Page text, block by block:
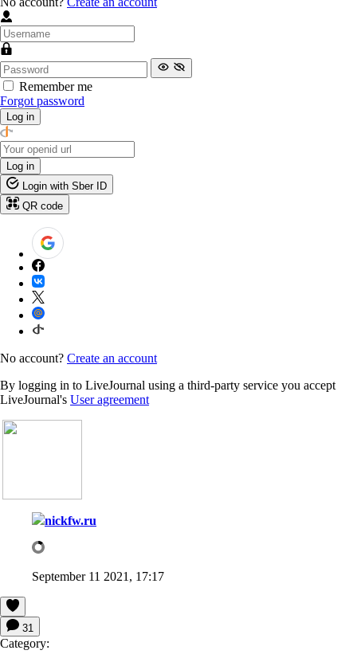
Remember me
Forgot password
Log in
Log in
Login with Sber ID
QR code
No account? Create an account
By logging in to LiveJournal using a third-party service you accept
LiveJournal's User agreement
nickfw.ru
September 11 2021, 17:17
31
Category: